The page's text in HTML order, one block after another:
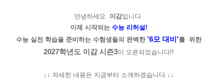
안녕하세요. 이감입니다.
이제 시작되는 수능 리허설!
수능 실전 학습을 준비하는 수험생들의 완벽한 '6모 대비'를 위한
2027학년도 이감 시즌3이 오픈되었습니다!!
↓↓ 자세한 내용은 지금부터 소개하겠습니다 ↓↓